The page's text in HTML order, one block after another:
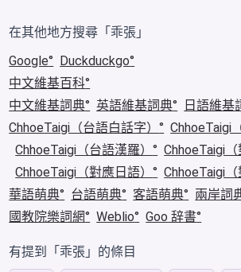
在其他地方搜尋「乖張」
Google
Duckduckgo
中文維基百科
中文維基詞典
英語維基詞典
日語維基
ChhoeTaigi（台語白話字）
ChhoeTaigi
ChhoeTaigi（台語漢羅）
ChhoeTaigi
ChhoeTaigi（對應日語）
ChhoeTaigi
華語萌典
台語萌典 客語萌典
兩岸詞
國教院樂詞網
Weblio Goo 辞書
有提到「乖張」的條目